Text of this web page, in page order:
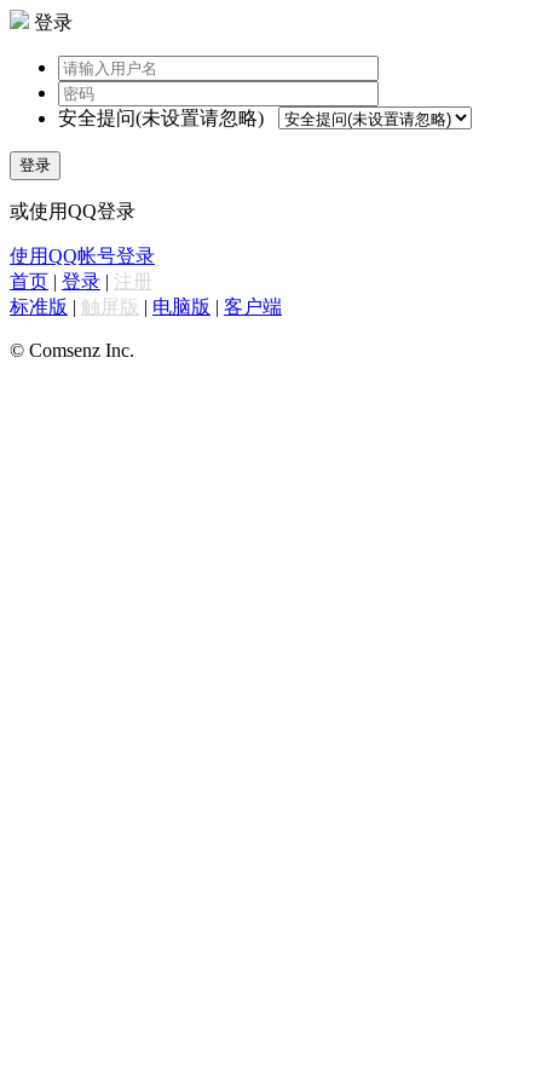
登录
安全提问(未设置请忽略)
登录
或使用QQ登录
使用QQ帐号登录
首页 | 登录 | 注册
标准版 | 触屏版 | 电脑版 | 客户端
© Comsenz Inc.